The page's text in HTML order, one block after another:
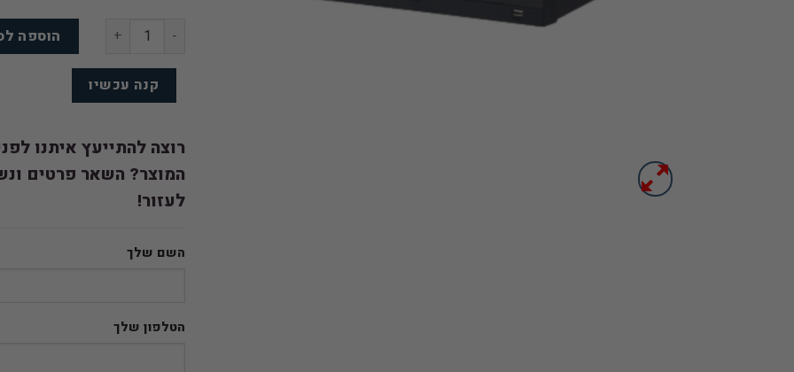
כמות של מערכת הקלטה ל16 ערוצים XVR5216A-4KL-I3
הוספה
קנה עכשיו
רוצה להתייעץ איתנו
המוצר? השאר פרטים
לעזור!
השם שלך
הטלפון שלך